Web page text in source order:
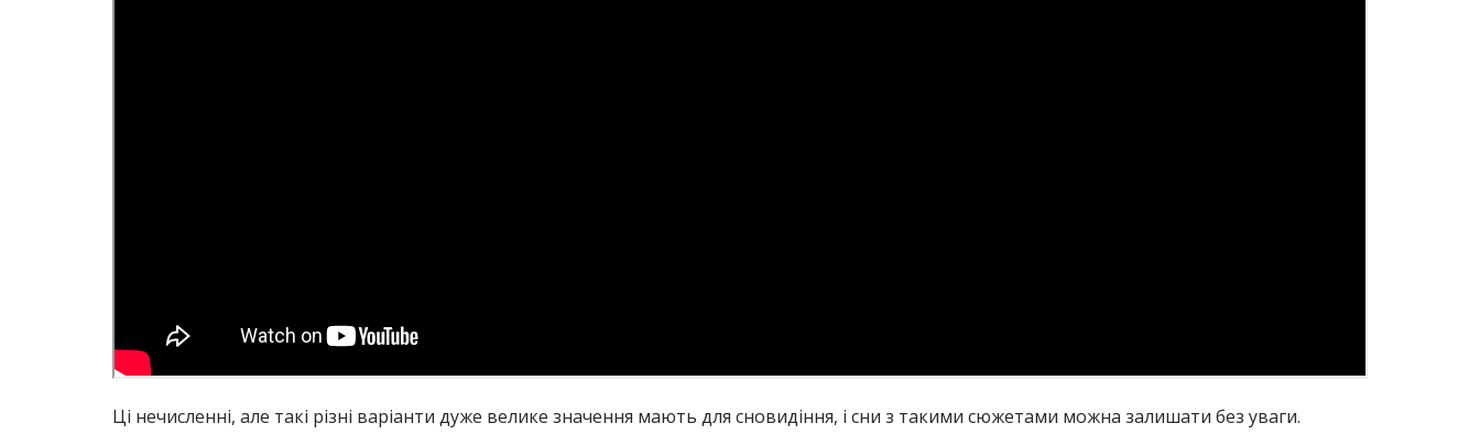
Ці нечисленні, але такі різні варіанти дуже велике значення мають для сновидіння, і сни з такими сюжетами можна залишати без уваги.